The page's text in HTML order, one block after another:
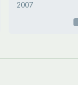
2007